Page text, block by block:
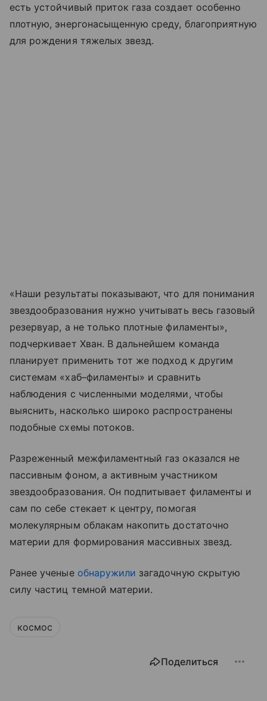
есть устойчивый приток газа создает особенно
плотную, энергонасыщенную среду, благоприятную
для рождения тяжелых звезд.
«Наши результаты показывают, что для понимания
звездообразования нужно учитывать весь газовый
резервуар, а не только плотные филаменты»,
подчеркивает Хван. В дальнейшем команда
планирует применить тот же подход к другим
системам «хаб–филаменты» и сравнить
наблюдения с численными моделями, чтобы
выяснить, насколько широко распространены
подобные схемы потоков.
Разреженный межфиламентный газ оказался не
пассивным фоном, а активным участником
звездообразования. Он подпитывает филаменты и
сам по себе стекает к центру, помогая
молекулярным облакам накопить достаточно
материи для формирования массивных звезд.
Ранее ученые обнаружили загадочную скрытую
силу частиц темной материи.
космос
Поделиться